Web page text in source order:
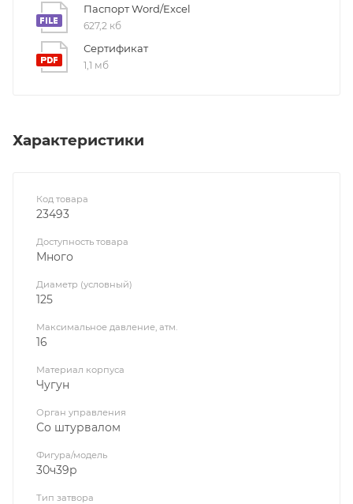
Паспорт Word/Excel
627,2 кб
Сертификат
1,1 мб
Характеристики
Код товара
23493
Доступность товара
Много
Диаметр (условный)
125
Максимальное давление, атм.
16
Материал корпуса
Чугун
Орган управления
Со штурвалом
Фигура/модель
30ч39р
Тип затвора